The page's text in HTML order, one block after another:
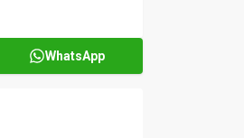
WhatsApp